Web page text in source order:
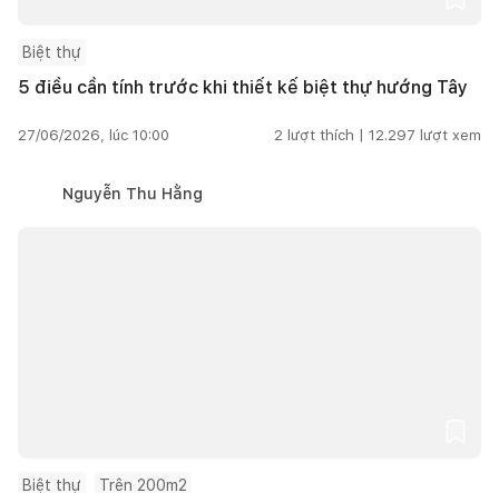
Biệt thự
5 điều cần tính trước khi thiết kế biệt thự hướng Tây
27/06/2026, lúc 10:00 2 lượt thích | 12.297 lượt xem
Nguyễn Thu Hằng
Biệt thự Trên 200m2